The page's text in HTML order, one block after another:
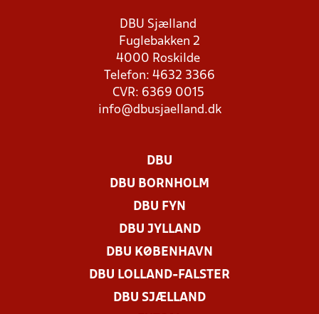
DBU Sjælland
Fuglebakken 2
4000 Roskilde
Telefon: 4632 3366
CVR: 6369 0015
info@dbusjaelland.dk
DBU
DBU BORNHOLM
DBU FYN
DBU JYLLAND
DBU KØBENHAVN
DBU LOLLAND-FALSTER
DBU SJÆLLAND